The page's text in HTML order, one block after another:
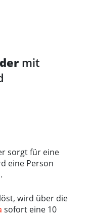
mit
sorgt für eine
eine Person
wird über die
sofort eine 10